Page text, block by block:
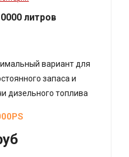
литров
вариант для
запаса и
дизельного топлива